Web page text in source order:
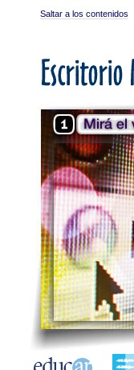
Saltar a los contenidos